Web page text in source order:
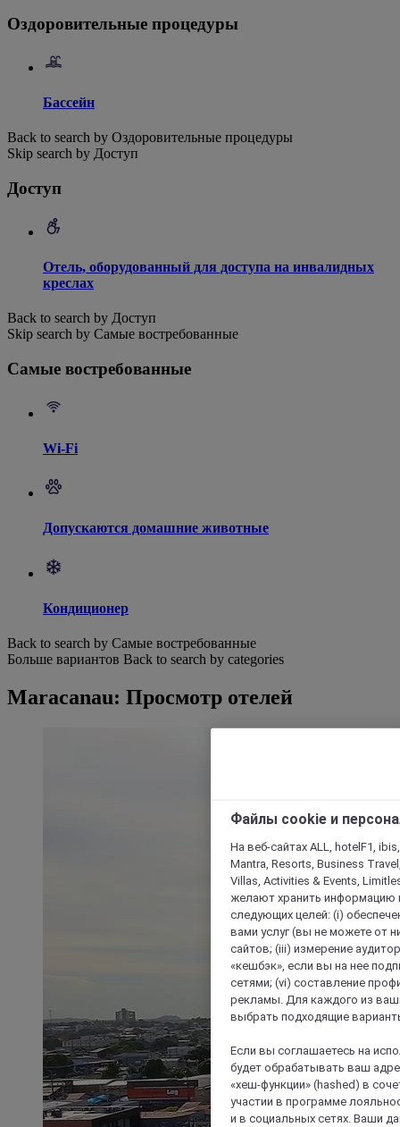
Оздоровительные процедуры
Бассейн
Back to search by Оздоровительные процедуры
Skip search by Доступ
Доступ
Отель, оборудованный для доступа на инвалидных
креслах
Back to search by Доступ
Skip search by Самые востребованные
Самые востребованные
Wi-Fi
Допускаются домашние животные
Кондиционер
Back to search by Самые востребованные
Больше вариантов Back to search by categories
Maracanau: Просмотр отелей
Файлы cookie и
На веб-сайтах ALL, hotelF1,
Mantra, Resorts, Business
Villas, Activities & Events,
желают хранить информацию
следующих целей: (i)
вами услуг (вы не можете от
сайтов; (iii) измерение
«кешбэк», если вы на нее
сетями; (vi) составление
рекламы. Для каждого из
выбрать подходящие
Если вы соглашаетесь на
будет обрабатывать ваш
«хеш-функции» (hashed) в
участии в программе
и в социальных сетях. Ваши